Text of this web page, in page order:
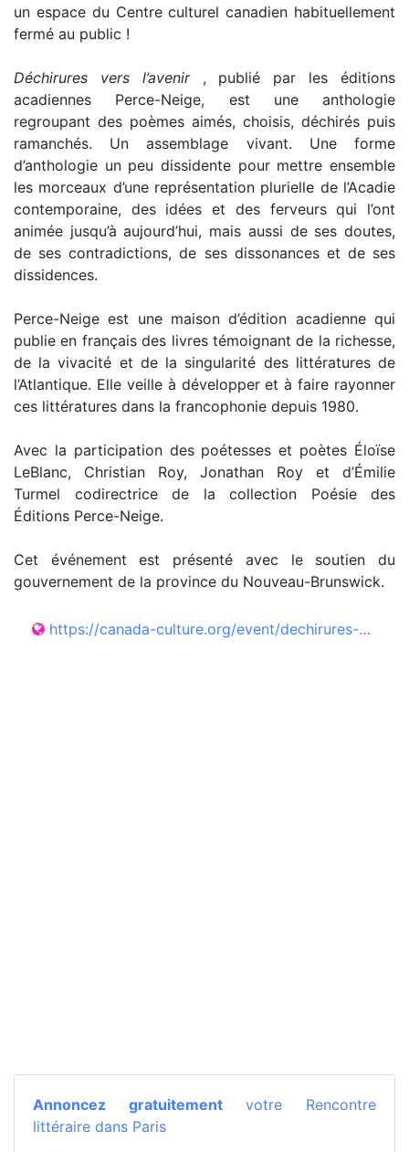
un espace du Centre culturel canadien habituellement
fermé au public !
Déchirures vers l’avenir , publié par les éditions
acadiennes Perce-Neige, est une anthologie
regroupant des poèmes aimés, choisis, déchirés puis
ramanchés. Un assemblage vivant. Une forme
d’anthologie un peu dissidente pour mettre ensemble
les morceaux d’une représentation plurielle de l’Acadie
contemporaine, des idées et des ferveurs qui l’ont
animée jusqu’à aujourd’hui, mais aussi de ses doutes,
de ses contradictions, de ses dissonances et de ses
dissidences.
Perce-Neige est une maison d’édition acadienne qui
publie en français des livres témoignant de la richesse,
de la vivacité et de la singularité des littératures de
l’Atlantique. Elle veille à développer et à faire rayonner
ces littératures dans la francophonie depuis 1980.
Avec la participation des poétesses et poètes Éloïse
LeBlanc, Christian Roy, Jonathan Roy et d’Émilie
Turmel codirectrice de la collection Poésie des
Éditions Perce-Neige.
Cet événement est présenté avec le soutien du
gouvernement de la province du Nouveau-Brunswick.
https://canada-culture.org/event/dechirures-vers-lavenir/
Annoncez gratuitementvotre Rencontre
littéraire dans Paris